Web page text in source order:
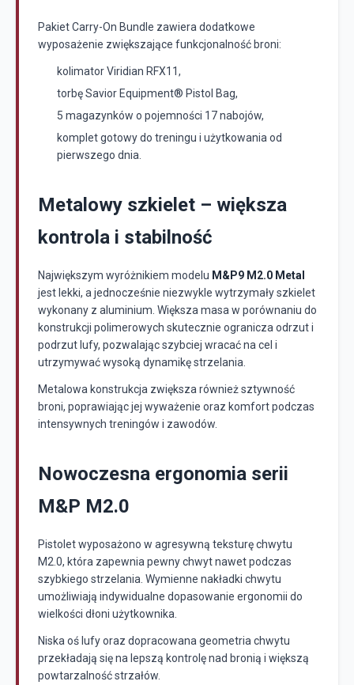
Pakiet Carry-On Bundle zawiera dodatkowe
wyposażenie zwiększające funkcjonalność broni:
kolimator Viridian RFX11,
torbę Savior Equipment® Pistol Bag,
5 magazynków o pojemności 17 nabojów,
komplet gotowy do treningu i użytkowania od
pierwszego dnia.
Metalowy szkielet – większa
kontrola i stabilność
Największym wyróżnikiem modelu M&P9 M2.0 Metal
jest lekki, a jednocześnie niezwykle wytrzymały szkielet
wykonany z aluminium. Większa masa w porównaniu do
konstrukcji polimerowych skutecznie ogranicza odrzut i
podrzut lufy, pozwalając szybciej wracać na cel i
utrzymywać wysoką dynamikę strzelania.
Metalowa konstrukcja zwiększa również sztywność
broni, poprawiając jej wyważenie oraz komfort podczas
intensywnych treningów i zawodów.
Nowoczesna ergonomia serii
M&P M2.0
Pistolet wyposażono w agresywną teksturę chwytu
M2.0, która zapewnia pewny chwyt nawet podczas
szybkiego strzelania. Wymienne nakładki chwytu
umożliwiają indywidualne dopasowanie ergonomii do
wielkości dłoni użytkownika.
Niska oś lufy oraz dopracowana geometria chwytu
przekładają się na lepszą kontrolę nad bronią i większą
powtarzalność strzałów.